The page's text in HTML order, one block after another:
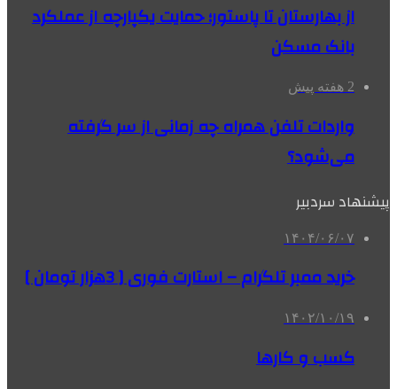
از بهارستان تا پاستور؛ حمایت یکپارچه از عملکرد
بانک مسکن
2 هفته پیش
واردات تلفن همراه چه زمانی از سر گرفته
می‌شود؟
پیشنهاد سردبیر
۱۴۰۴/۰۶/۰۷
خرید ممبر تلگرام – استارت فوری [ 3هزار تومان ]
۱۴۰۲/۱۰/۱۹
کسب و کارها